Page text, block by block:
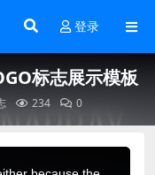
登录
标志展示模板
234 0